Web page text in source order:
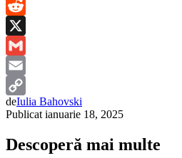
LinkedIn
Reddit
X
Gmail
Email
Copy
deIulia Bahovski
Publicat ianuarie 18, 2025
Descoperă mai multe